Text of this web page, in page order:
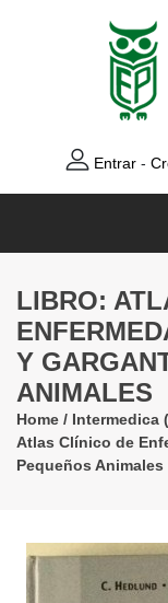
Entrar -
LIBRO:
Y
ANIMALES
Home / Intermedica
Atlas Clínico de
Pequeños Animales